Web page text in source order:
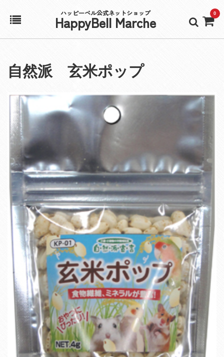
ハッピーベル公式ネットショップ
HappyBell Marche 0
アカウント
カート
自然派 玄米ポップ